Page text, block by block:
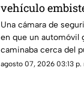
vehículo
Chilpancingo
Una cámara de
en que un automóvil
caminaba cerca del
Chilpancingo.
agosto 07, 2026 03:13 p.